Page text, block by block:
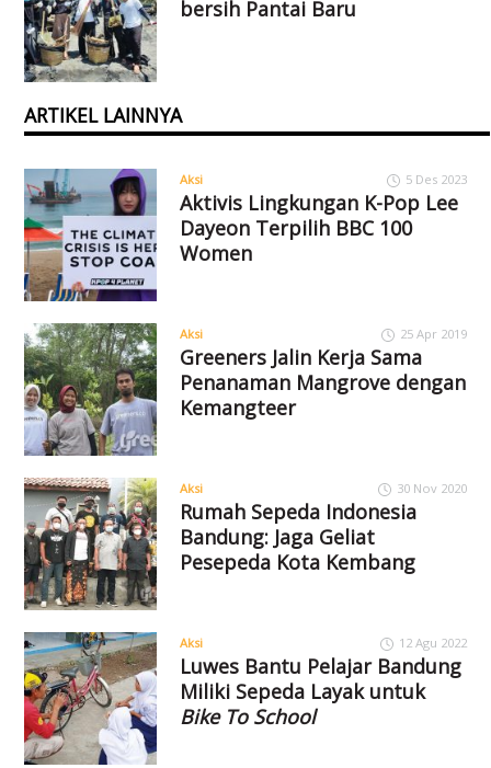
bersih Pantai Baru
ARTIKEL LAINNYA
Aksi 5 Des 2023
Aktivis Lingkungan K-Pop Lee
Dayeon Terpilih BBC 100
Women
Aksi 25 Apr 2019
Greeners Jalin Kerja Sama
Penanaman Mangrove dengan
Kemangteer
Aksi 30 Nov 2020
Rumah Sepeda Indonesia
Bandung: Jaga Geliat
Pesepeda Kota Kembang
Aksi 12 Agu 2022
Luwes Bantu Pelajar Bandung
Miliki Sepeda Layak untuk
Bike To School